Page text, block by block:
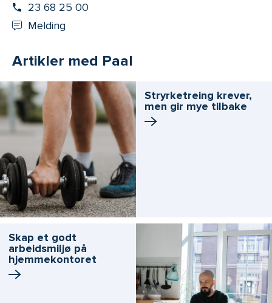
23 68 25 00
Melding
Artikler med Paal
Stryrketreing krever,
men gir mye tilbake
Skap et godt
arbeidsmiljø på
hjemmekontoret